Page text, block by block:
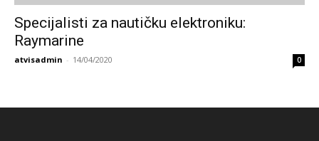
Specijalisti za nautičku elektroniku:
Raymarine
atvisadmin - 14/04/2020 0